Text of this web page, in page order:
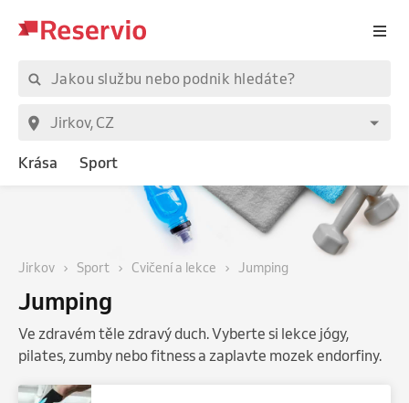
Krása Sport
Jirkov Sport Cvičení a lekce Jumping
Jumping
Ve zdravém těle zdravý duch. Vyberte si lekce jógy,
pilates, zumby nebo fitness a zaplavte mozek endorfiny.